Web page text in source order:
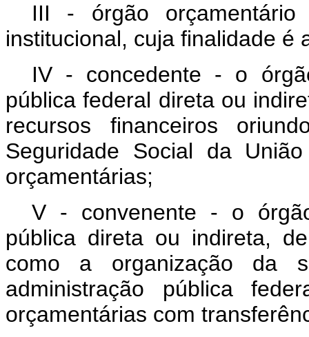
III - órgão
institucional, cuja finalidade é
IV - concedente - o
pública federal direta ou
recursos financeiros
Seguridade Social da
orçamentárias;
V - convenente - o
pública direta ou indireta,
como a organização da
administração pública
orçamentárias com